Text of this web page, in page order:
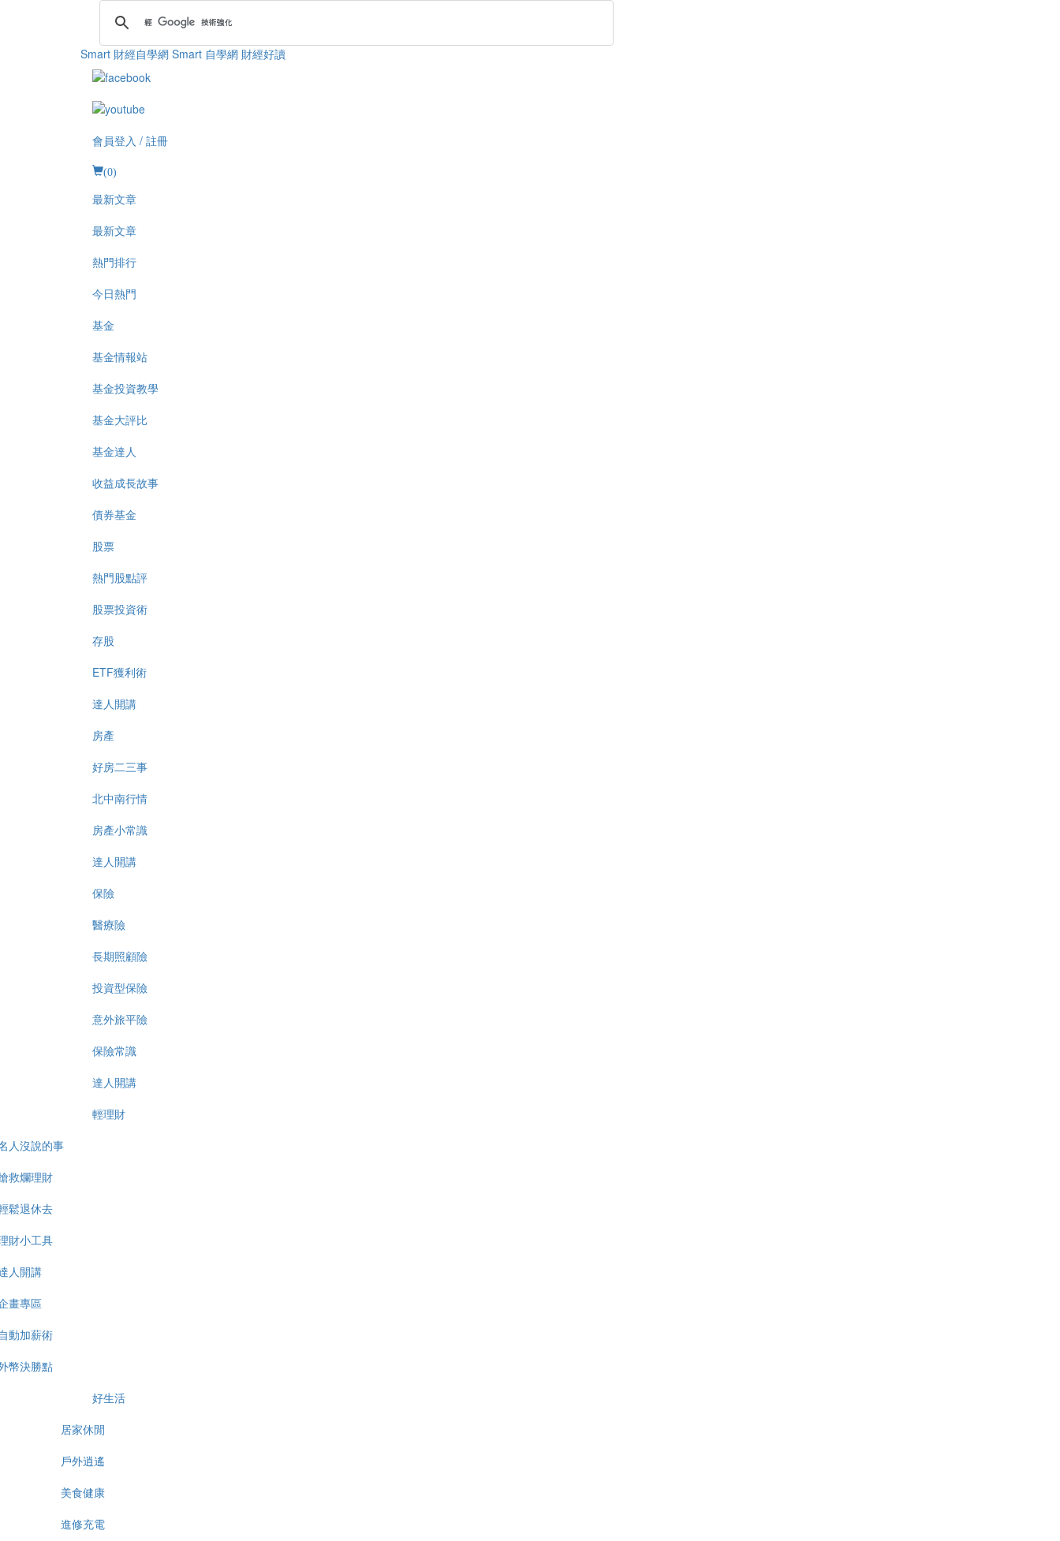
Smart 財經自學網 Smart 自學網 財經好讀
會員登入 / 註冊
(0)
最新文章
最新文章
熱門排行
今日熱門
基金
基金情報站
基金投資教學
基金大評比
基金達人
收益成長故事
債券基金
股票
熱門股點評
股票投資術
存股
ETF獲利術
達人開講
房產
好房二三事
北中南行情
房產小常識
達人開講
保險
醫療險
長期照顧險
投資型保險
意外旅平險
保險常識
達人開講
輕理財
人沒說的事
救爛理財
鬆退休去
財小工具
人開講
畫專區
動加薪術
幣決勝點
好生活
居家休閒
戶外逍遙
美食健康
進修充電